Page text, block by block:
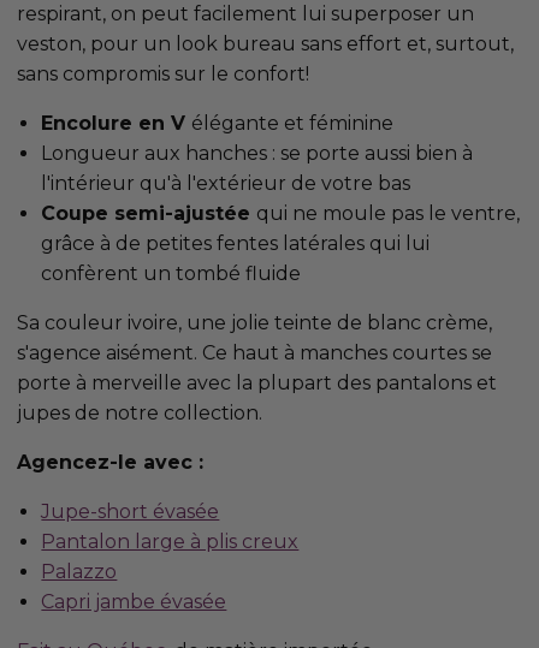
respirant, on peut facilement lui superposer un
veston, pour un look bureau sans effort et, surtout,
sans compromis sur le confort!
Encolure en V élégante et féminine
Longueur aux hanches : se porte aussi bien à
l'intérieur qu'à l'extérieur de votre bas
Coupe semi-ajustée qui ne moule pas le ventre,
grâce à de petites fentes latérales qui lui
confèrent un tombé fluide
Sa couleur ivoire, une jolie teinte de blanc crème,
s'agence aisément. Ce haut à manches courtes se
porte à merveille avec la plupart des pantalons et
jupes de notre collection.
Agencez-le avec :
Jupe-short évasée
Pantalon large à plis creux
Palazzo
Capri jambe évasée